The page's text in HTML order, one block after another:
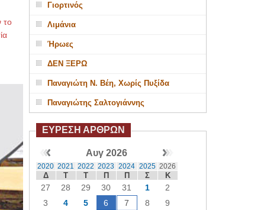
το
Γιορτινός
Λιμάνια
Ήρωες
ΔΕΝ ΞΕΡΩ
Παναγιώτη Ν. Βέη, Χωρίς Πυξίδα
Παναγιώτης Σαλτογιάννης
ΕΥΡΕΣΗ ΑΡΘΡΩΝ
Αυγ 2026
2020 2021 2022 2023 2024 2025 2026
Δ Τ Τ Π Π Σ Κ
27 28 29 30 31 1
2
3
4 5 6 7 8
9